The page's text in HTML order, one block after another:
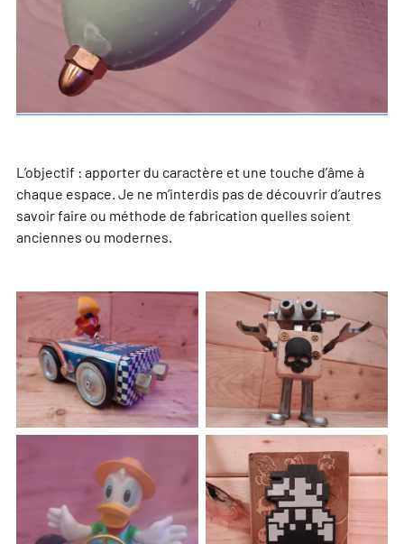
L’objectif : apporter du caractère et une touche d’âme à
chaque espace. Je ne m’interdis pas de découvrir d’autres
savoir faire ou méthode de fabrication quelles soient
anciennes ou modernes.